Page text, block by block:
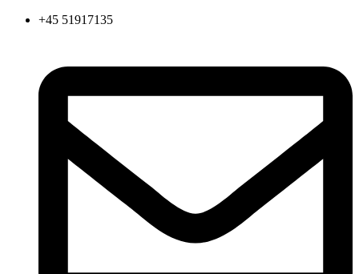
Videre+45 51917135